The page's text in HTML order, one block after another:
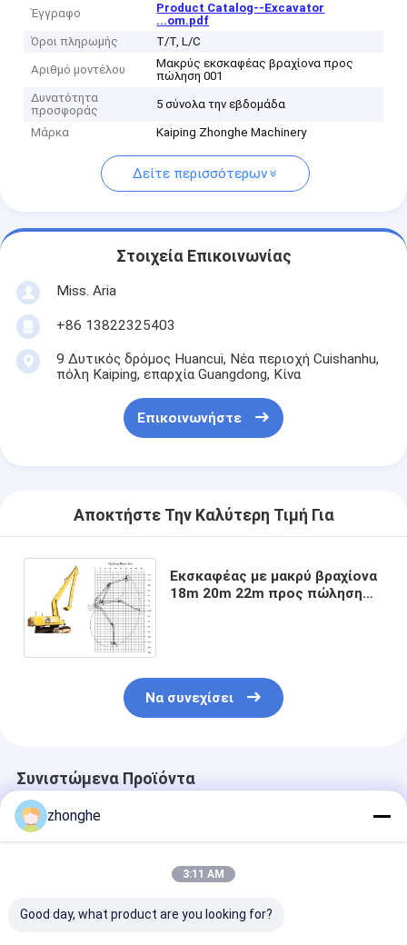
Έγγραφο
Product Catalog--Excavator
...om.pdf
Όροι πληρωμής
T/T, L/C
Αριθμό μοντέλου
Μακρύς εκσκαφέας βραχίονα προς
πώληση 001
Δυνατότητα
προσφοράς
5 σύνολα την εβδομάδα
Μάρκα Kaiping Zhonghe Machinery
Δείτε περισσότερων
Στοιχεία Επικοινωνίας
Miss. Aria
+86 13822325403
9 Δυτικός δρόμος Huancui, Νέα περιοχή Cuishanhu,
πόλη Kaiping, επαρχία Guangdong, Κίνα
Επικοινωνήστε
Αποκτήστε Την Καλύτερη Τιμή Για
Εκσκαφέας με μακρύ βραχίονα
18m 20m 22m προς πώληση
Να συνεχίσει
Συνιστώμενα Προϊόντα
zhonghe
3:11 AM
Good day, what product are you looking for?